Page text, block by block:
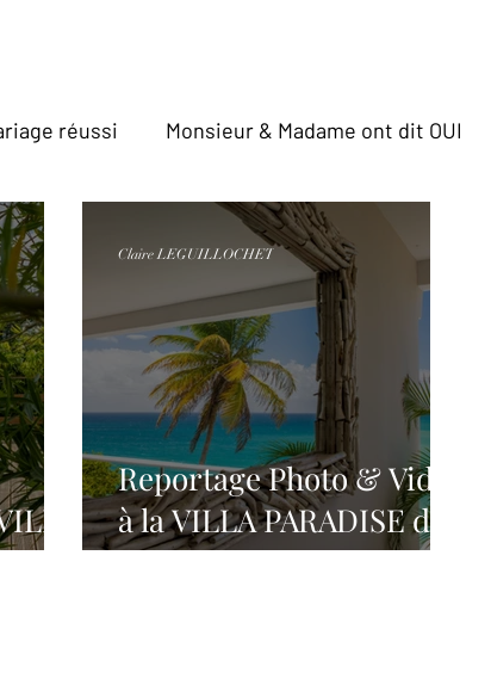
réussi Monsieur & Madame ont dit OUI
Reportage Photo & Vidéo
à la VILLA PARADISE de
Gosier
Claire LEGUILLOCHET